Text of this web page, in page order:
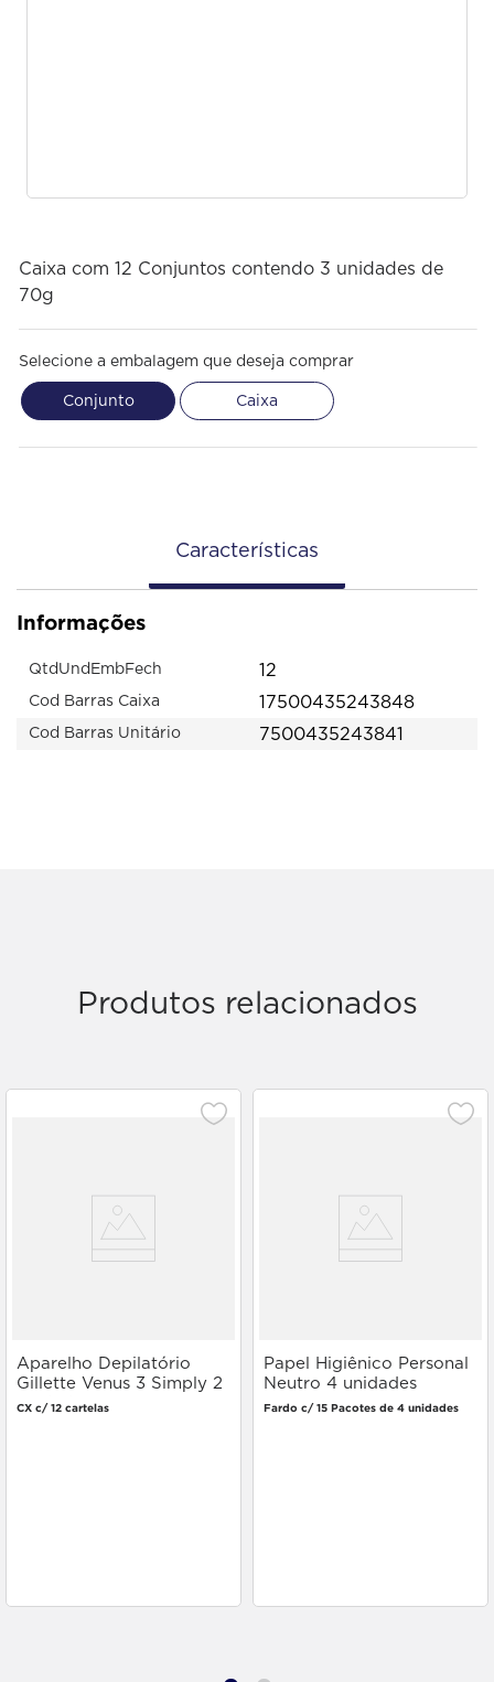
Caixa com 12 Conjuntos contendo 3 unidades de
70g
Selecione a embalagem que deseja comprar
Conjunto Caixa
Características
Informações
QtdUndEmbFech 12
Cod Barras Caixa 17500435243848
Cod Barras Unitário 7500435243841
Produtos relacionados
Aparelho Depilatório
Gillette Venus 3 Simply 2
unidades
CX c/ 12 cartelas
Papel Higiênico Personal
Neutro 4 unidades
Fardo c/ 15 Pacotes de 4 unidades